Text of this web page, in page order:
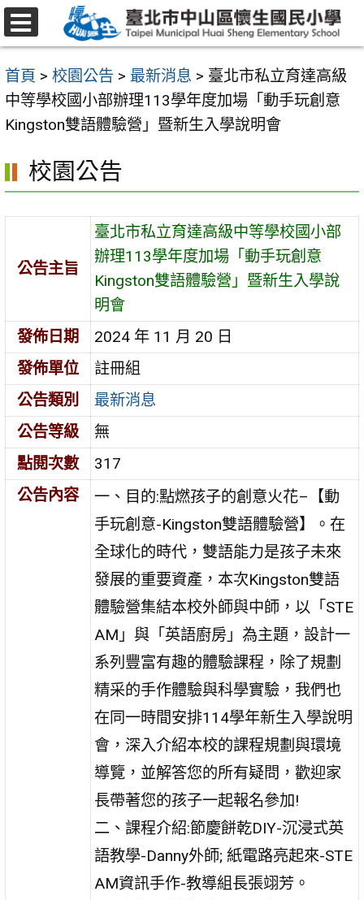
跳
至
要
內
容
首頁 > 校園公告 > 最新消息 > 臺北市私立育達高級
中等學校國小部辦理113學年度加場「動手玩創意
Kingston雙語體驗營」暨新生入學說明會
校園公告
公告主旨
臺北市私立育達高級中等學校國小部
辦理113學年度加場「動手玩創意
Kingston雙語體驗營」暨新生入學說
明會
發佈日期
2024 年 11 月 20 日
發佈單位
註冊組
公告類別
最新消息
公告等級
無
點閱次數
317
公告內容
一、目的:點燃孩子的創意火花–【動
手玩創意-Kingston雙語體驗營】。在
全球化的時代，雙語能力是孩子未來
發展的重要資產，本次Kingston雙語
體驗營集結本校外師與中師，以「STE
AM」與「英語廚房」為主題，設計一
系列豐富有趣的體驗課程，除了規劃
精采的手作體驗與科學實驗，我們也
在同一時間安排114學年新生入學說明
會，深入介紹本校的課程規劃與環境
導覽，並解答您的所有疑問，歡迎家
長帶著您的孩子一起報名參加!
二、課程介紹:節慶餅乾DIY-沉浸式英
語教學-Danny外師; 紙電路亮起來-STE
AM資訊手作-教導組長張翊芳。
選
單